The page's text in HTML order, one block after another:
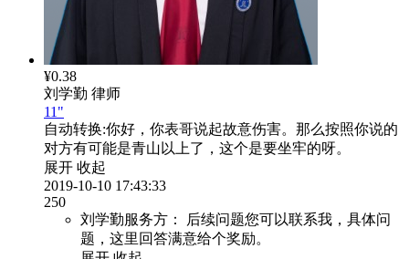
¥0.38
刘学勤 律师
11"
自动转换:你好，你表哥说起故意伤害。那么按照你说的
对方有可能是青山以上了，这个是要坐牢的呀。
展开 收起
2019-10-10 17:43:33
250
刘学勤服务方：
后续问题您可以联系我，具体问
题，这里回答满意给个奖励。